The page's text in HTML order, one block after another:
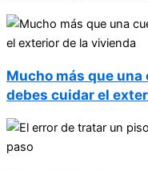
Mucho más que
debes cuidar el